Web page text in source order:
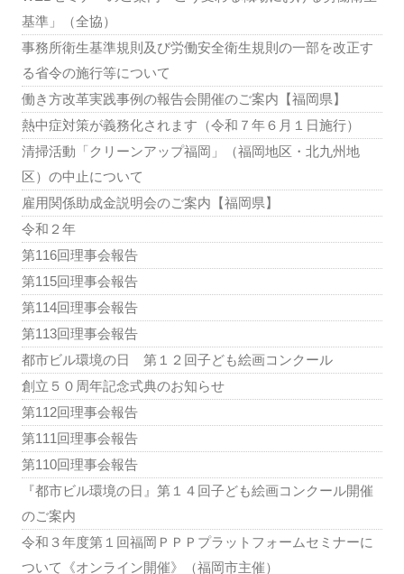
基準」（全協）
事務所衛生基準規則及び労働安全衛生規則の一部を改正す
る省令の施行等について
働き方改革実践事例の報告会開催のご案内【福岡県】
熱中症対策が義務化されます（令和７年６月１日施行）
清掃活動「クリーンアップ福岡」（福岡地区・北九州地
区）の中止について
雇用関係助成金説明会のご案内【福岡県】
令和２年
第116回理事会報告
第115回理事会報告
第114回理事会報告
第113回理事会報告
都市ビル環境の日 第１２回子ども絵画コンクール
創立５０周年記念式典のお知らせ
第112回理事会報告
第111回理事会報告
第110回理事会報告
『都市ビル環境の日』第１４回子ども絵画コンクール開催
のご案内
令和３年度第１回福岡ＰＰＰプラットフォームセミナーに
ついて《オンライン開催》（福岡市主催）